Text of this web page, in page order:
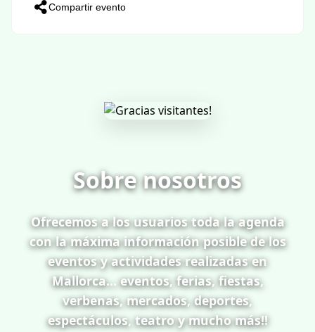
Compartir evento
Sobre nosotros
Ofrecemos a los usuarios toda la agenda
con la máxima información posible de los
eventos y actividades realizadas en
Mallorca... eventos, ferias, fiestas,
verbenas, mercados, deportes,
espectáculos, teatro y mucho más!!